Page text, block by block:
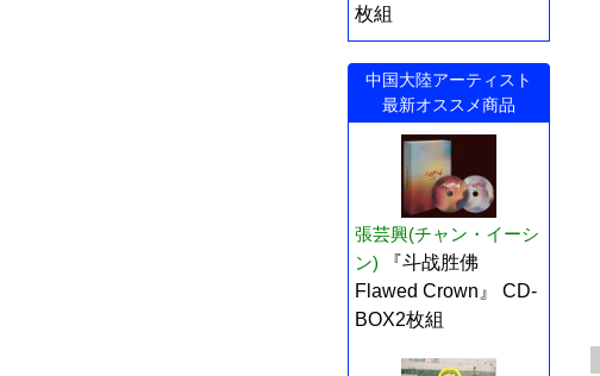
枚組
中国大陸アーティスト
最新オススメ商品
張芸興(チャン・イーシ
ン)
『斗战胜佛
Flawed Crown』 CD-
BOX2枚組